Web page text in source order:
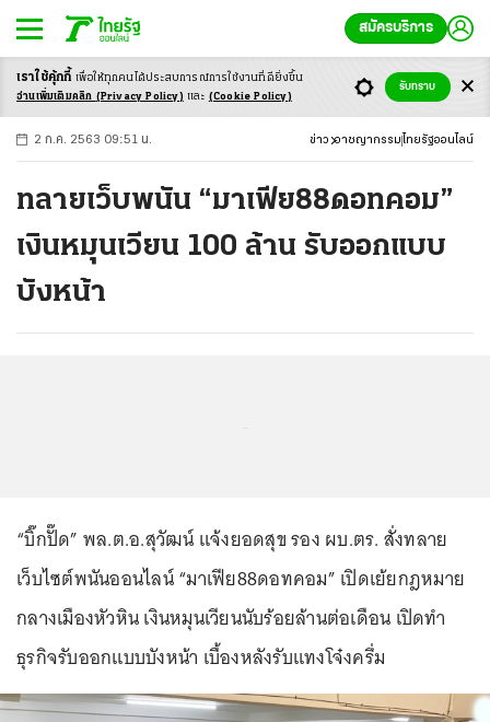
สมัครบริการ
-ก ก ก+
2 ก.ค. 2563 09:51 น. ข่าว อาชญากรรม ไทยรัฐออนไลน์
ทลายเว็บพนัน “มาเฟีย88ดอทคอม”
เงินหมุนเวียน 100 ล้าน รับออกแบบ
บังหน้า
“บิ๊กปั๊ด” พล.ต.อ.สุวัฒน์ แจ้งยอดสุข รอง ผบ.ตร. สั่งทลาย
เว็บไซต์พนันออนไลน์ “มาเฟีย88ดอทคอม” เปิดเย้ยกฎหมาย
กลางเมืองหัวหิน เงินหมุนเวียนนับร้อยล้านต่อเดือน เปิดทำ
ธุรกิจรับออกแบบบังหน้า เบื้องหลังรับแทงโจ๋งครึ่ม
เราใช้คุ้กกี้ เพื่อให้ทุกคนได้ประสบการณ์การใช้งานที่ดียิ่งขึ้น
อ่านเพิ่มเติมคลิก (Privacy Policy) และ (Cookie Policy)
รับทราบ